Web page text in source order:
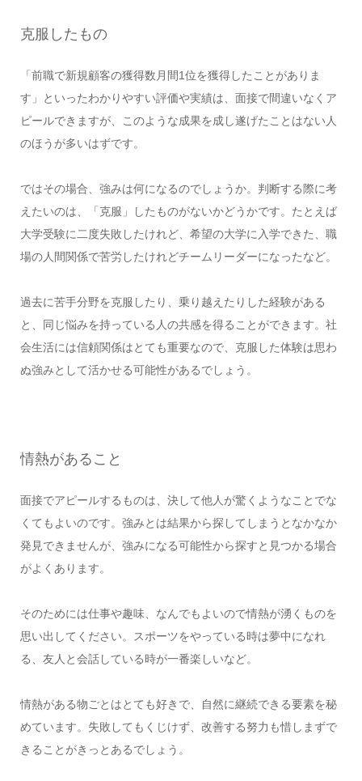
克服したもの
「前職で新規顧客の獲得数月間1位を獲得したことがありま
す」といったわかりやすい評価や実績は、面接で間違いなくア
ピールできますが、このような成果を成し遂げたことはない人
のほうが多いはずです。
ではその場合、強みは何になるのでしょうか。判断する際に考
えたいのは、「克服」したものがないかどうかです。たとえば
大学受験に二度失敗したけれど、希望の大学に入学できた、職
場の人間関係で苦労したけれどチームリーダーになったなど。
過去に苦手分野を克服したり、乗り越えたりした経験がある
と、同じ悩みを持っている人の共感を得ることができます。社
会生活には信頼関係はとても重要なので、克服した体験は思わ
ぬ強みとして活かせる可能性があるでしょう。
情熱があること
面接でアピールするものは、決して他人が驚くようなことでな
くてもよいのです。強みとは結果から探してしまうとなかなか
発見できませんが、強みになる可能性から探すと見つかる場合
がよくあります。
そのためには仕事や趣味、なんでもよいので情熱が湧くものを
思い出してください。スポーツをやっている時は夢中になれ
る、友人と会話している時が一番楽しいなど。
情熱がある物ごとはとても好きで、自然に継続できる要素を秘
めています。失敗してもくじけず、改善する努力も惜しまずで
きることがきっとあるでしょう。